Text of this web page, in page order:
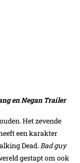
en Negan Trailer
Het zevende
een karakter
Dead.Bad guy
gestapt om ook